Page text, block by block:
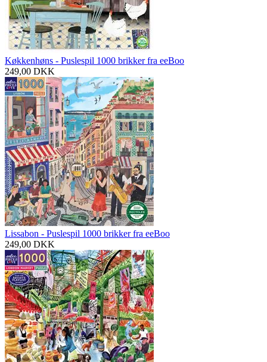
Køkkenhøns - Puslespil 1000 brikker fra eeBoo
249,00 DKK
Lissabon - Puslespil 1000 brikker fra eeBoo
249,00 DKK